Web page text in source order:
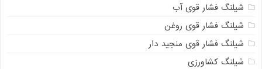
شیلنگ فشار قوی آب
شیلنگ فشار قوی روغن
شیلنگ فشار قوی منجید دار
شیلنگ کشاورزی